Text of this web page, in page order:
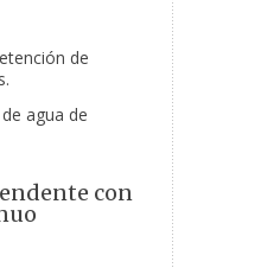
de
agua de
con